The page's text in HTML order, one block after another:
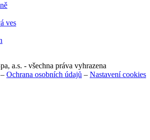
ves
a.s. - všechna práva vyhrazena
– Ochrana osobních údajů – Nastavení cookies